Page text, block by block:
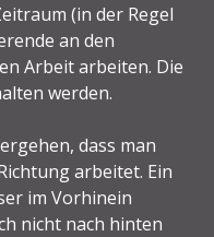
(in der Regel
an den
Arbeit arbeiten. Die
werden.
dass man
arbeitet. Ein
im Vorhinein
nicht nach hinten